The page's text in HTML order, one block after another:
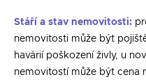
Stáří a stav nemovitosti:
nemovitosti může být
havárií poškození živly, u
nemovitostí může být cena